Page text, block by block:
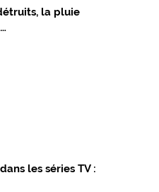
la pluie
les séries TV :